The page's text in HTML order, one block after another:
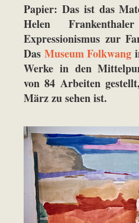
Papier: Das ist das
Helen
Expressionismus zur
Das Museum Folkwang
Werke in den
von 84 Arbeiten
März zu sehen ist.